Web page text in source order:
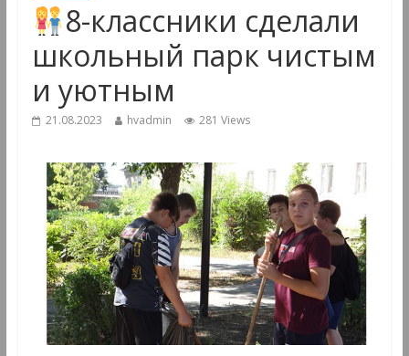
8-классники сделали
школьный парк чистым
и уютным
21.08.2023 hvadmin 281 Views